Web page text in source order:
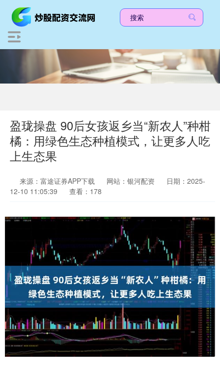
盈珑操盘 90后女孩返乡当“新农人”种柑
橘：用绿色生态种植模式，让更多人吃
上生态果
来源：富途证券APP下载 网站：银河配资
日期：2025-
12-10 11:05:39
查看：178